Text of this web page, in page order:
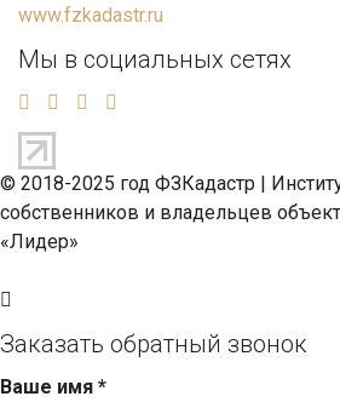
www.fzkadastr.ru
Мы в социальных сетях
© 2018-2025 год ФЗКадастр |
собственников и владельцев
«Лидер»
Заказать обратный звонок
Ваше имя *